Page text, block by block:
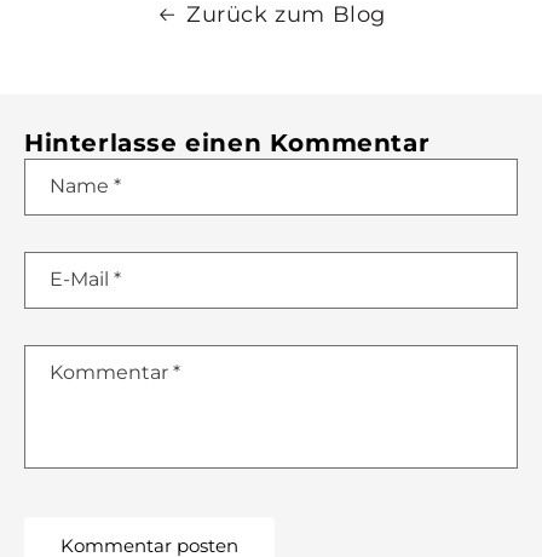
Zurück zum Blog
Hinterlasse einen Kommentar
Name *
E-Mail *
Kommentar *